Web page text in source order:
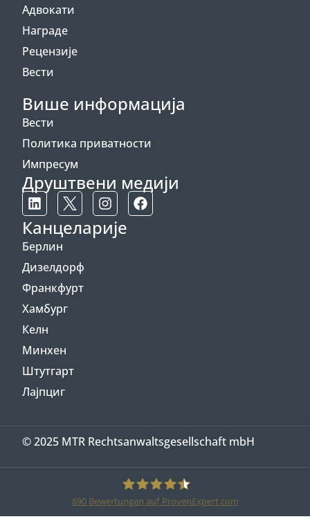
Адвокати
Награде
Рецензије
Вести
Више информација
Вести
Политика приватности
Импресум
Друштвени медији
Канцеларије
Берлин
Дизелдорф
Франкфурт
Хамбург
Келн
Минхен
Штутгарт
Лајпциг
© 2025 MTR Rechtsanwaltsgesellschaft mbH
890Bewertungen auf ProvenExpert.com